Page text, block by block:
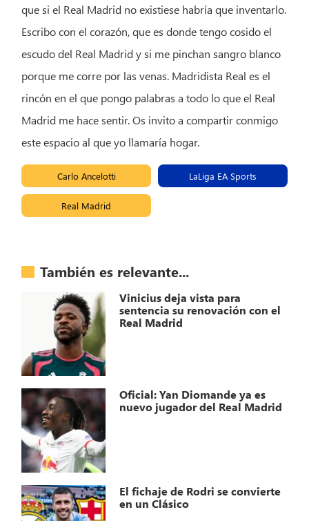
que si el Real Madrid no existiese habría que inventarlo.
Escribo con el corazón, que es donde tengo cosido el
escudo del Real Madrid y si me pinchan sangro blanco
porque me corre por las venas. Madridista Real es el
rincón en el que pongo palabras a todo lo que el Real
Madrid me hace sentir. Os invito a compartir conmigo
este espacio al que yo llamaría hogar.
Carlo Ancelotti LaLiga EA Sports
Real Madrid
También es relevante...
Vinicius deja vista para
sentencia su renovación con el
Real Madrid
Oficial: Yan Diomande ya es
nuevo jugador del Real Madrid
El fichaje de Rodri se convierte
en un Clásico